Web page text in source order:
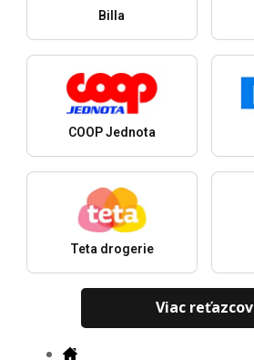
Billa
COOP Jednota
Teta drogerie
Viac reťazcov